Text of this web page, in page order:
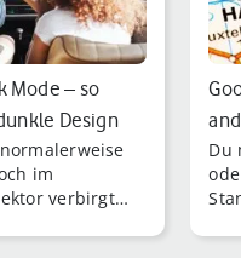
Mode – so
Design
im
verbirgt
Du